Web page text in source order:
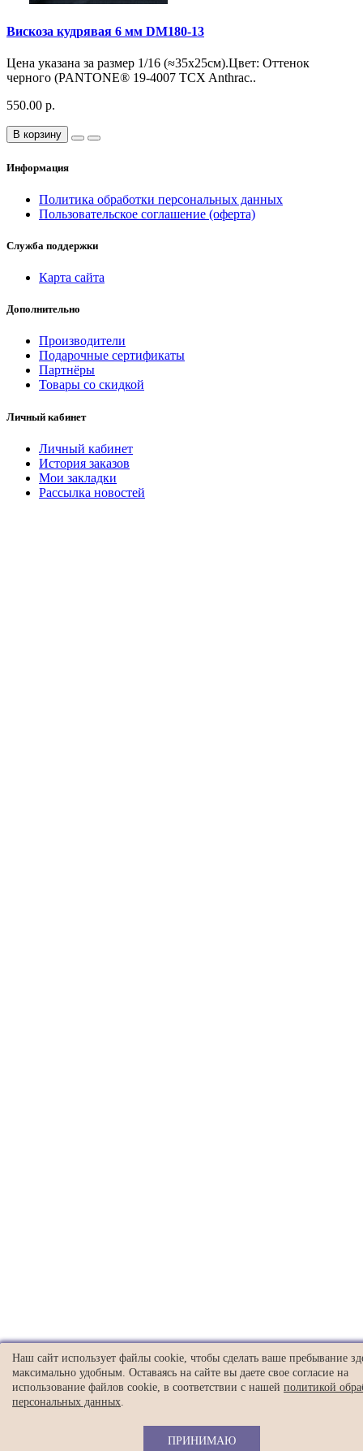
Вискоза кудрявая 6 мм DM180-13
Цена указана за размер 1/16 (≈35х25см).Цвет: Оттенок
черного (PANTONE® 19-4007 TCX Anthrac..
550.00 р.
В корзину
Информация
Политика обработки персональных данных
Пользовательское соглашение (оферта)
Служба поддержки
Карта сайта
Дополнительно
Производители
Подарочные сертификаты
Партнёры
Товары со скидкой
Личный кабинет
Личный кабинет
История заказов
Мои закладки
Рассылка новостей
Наш сайт использует файлы cookie, чтобы сделать ваше пребывание
максимально удобным. Оставаясь на сайте вы даете свое согласие на
использование файлов cookie, в соответствии с нашей политикой
персональных данных.
ПРИНИМАЮ